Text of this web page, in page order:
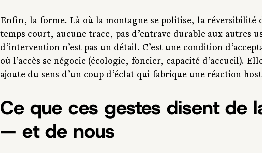
Enfin, la forme. Là où la montagne se politise, la réversibilité
temps court, aucune trace, pas d’entrave durable aux autres
d’intervention n’est pas un détail. C’est une condition
où l’accès se négocie (écologie, foncier, capacité d’accueil).
ajoute du sens d’un coup d’éclat qui fabrique une réaction
Ce que ces gestes disent de
— et de nous